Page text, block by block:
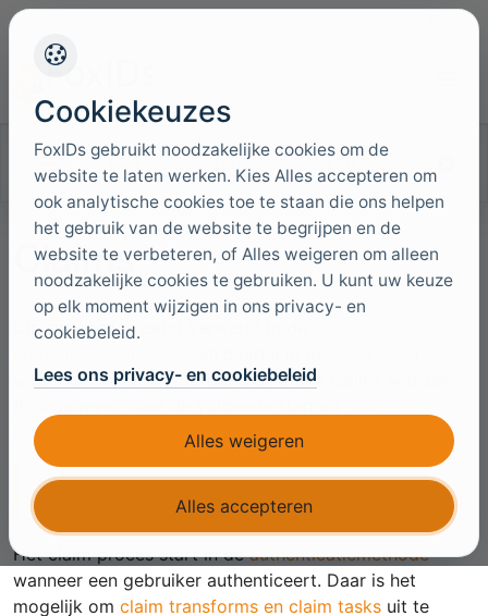
Documentatie doorzoeken
Claims
Claims worden eerst verwerkt in de
waar het mogelijk is te bepalen welke claims worden
transforms en claim tasks uit te voeren.
Alle claim vergelijkingen zijn case sensitive.
Het claim proces start in deauthenticatiemethode
wanneer een gebruiker authenticeert. Daar is het
mogelijk om claim transforms en claim tasks uit te
Cookiekeuzes
FoxIDs gebruikt noodzakelijke cookies om de
website te laten werken. Kies Alles accepteren om
ook analytische cookies toe te staan die ons helpen
het gebruik van de website te begrijpen en de
website te verbeteren, of Alles weigeren om alleen
noodzakelijke cookies te gebruiken. U kunt uw keuze
op elk moment wijzigen in ons privacy- en
cookiebeleid.
Lees ons privacy- en cookiebeleid
Alles weigeren
Alles accepteren